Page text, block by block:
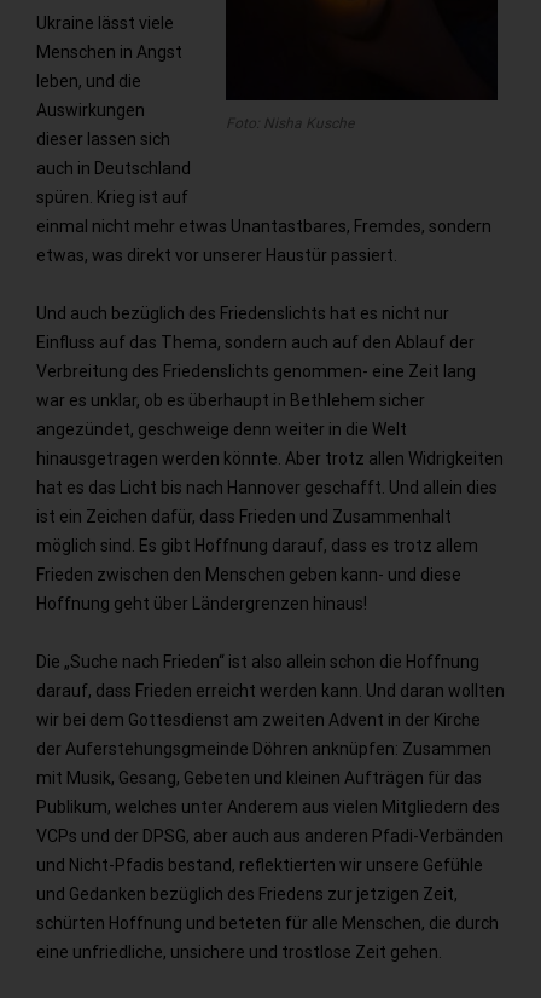
Foto: Nisha Kusche
Ukraine lässt viele
Menschen in Angst
leben, und die
Auswirkungen
dieser lassen sich
auch in Deutschland
spüren. Krieg ist auf
einmal nicht mehr etwas Unantastbares, Fremdes, sondern
etwas, was direkt vor unserer Haustür passiert.
Und auch bezüglich des Friedenslichts hat es nicht nur
Einfluss auf das Thema, sondern auch auf den Ablauf der
Verbreitung des Friedenslichts genommen- eine Zeit lang
war es unklar, ob es überhaupt in Bethlehem sicher
angezündet, geschweige denn weiter in die Welt
hinausgetragen werden könnte. Aber trotz allen Widrigkeiten
hat es das Licht bis nach Hannover geschafft. Und allein dies
ist ein Zeichen dafür, dass Frieden und Zusammenhalt
möglich sind. Es gibt Hoffnung darauf, dass es trotz allem
Frieden zwischen den Menschen geben kann- und diese
Hoffnung geht über Ländergrenzen hinaus!
Die „Suche nach Frieden“ ist also allein schon die Hoffnung
darauf, dass Frieden erreicht werden kann. Und daran wollten
wir bei dem Gottesdienst am zweiten Advent in der Kirche
der Auferstehungsgmeinde Döhren anknüpfen: Zusammen
mit Musik, Gesang, Gebeten und kleinen Aufträgen für das
Publikum, welches unter Anderem aus vielen Mitgliedern des
VCPs und der DPSG, aber auch aus anderen Pfadi-Verbänden
und Nicht-Pfadis bestand, reflektierten wir unsere Gefühle
und Gedanken bezüglich des Friedens zur jetzigen Zeit,
schürten Hoffnung und beteten für alle Menschen, die durch
eine unfriedliche, unsichere und trostlose Zeit gehen.